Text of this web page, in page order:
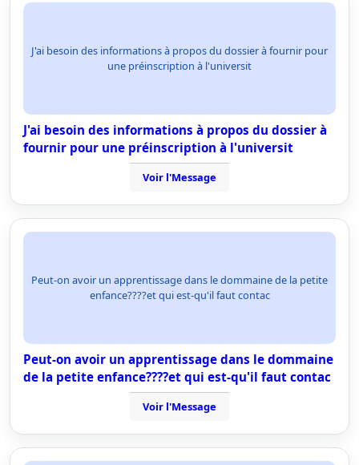
J'ai besoin des informations à propos du dossier à fournir pour
une préinscription à l'universit
J'ai besoin des informations à propos du dossier à
fournir pour une préinscription à l'universit
Voir l'Message
Peut-on avoir un apprentissage dans le dommaine de la petite
enfance????et qui est-qu'il faut contac
Peut-on avoir un apprentissage dans le dommaine
de la petite enfance????et qui est-qu'il faut contac
Voir l'Message